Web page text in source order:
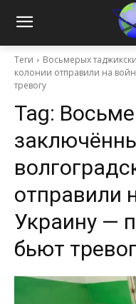
Теги
Восьмерых
колонии отправили на
тревогу
Tag:
отправили
Украину —
бьют